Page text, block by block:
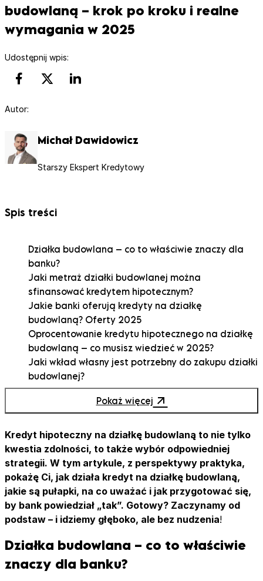
budowlaną – krok po kroku i realne
wymagania w 2025
Udostępnij wpis:
Autor:
Michał Dawidowicz
Starszy Ekspert Kredytowy
Spis treści
Działka budowlana – co to właściwie znaczy dla
banku?
Jaki metraż działki budowlanej można
sfinansować kredytem hipotecznym?
Jakie banki oferują kredyty na działkę
budowlaną? Oferty 2025
Oprocentowanie kredytu hipotecznego na działkę
budowlaną – co musisz wiedzieć w 2025?
Jaki wkład własny jest potrzebny do zakupu działki
budowlanej?
Lista dokumentów potrzebnych do kredytu
hipotecznego na działkę
po kroku?
Odmowa kredytu na działkę budowlaną –
dlaczego bank mówi „nie”?
Jak zaplanować zakup działki na kredyt? Strategia
2-etapowa
Wycena działki do kredytu hipotecznego
Ile trwa rozpatrzenie wniosku o kredyt na działkę?
czego unikać?
Kredyt na działkę i budowę domu w jednym
wniosku – kiedy się opłaca?
Pokaż więcej
Kredyt hipoteczny na działkę budowlaną to nie tylko
kwestia zdolności, to także wybór odpowiedniej
strategii. W tym artykule, z perspektywy praktyka,
pokażę Ci, jak działa kredyt na działkę budowlaną,
jakie są pułapki, na co uważać i jak przygotować się,
by bank powiedział „tak”. Gotowy? Zaczynamy od
podstaw – i idziemy głęboko, ale bez nudzenia!
Działka budowlana – co to właściwie
znaczy dla banku?